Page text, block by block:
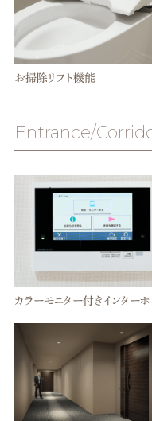
お掃除リフト機能
Entrance/
カラーモニター付きインターホ